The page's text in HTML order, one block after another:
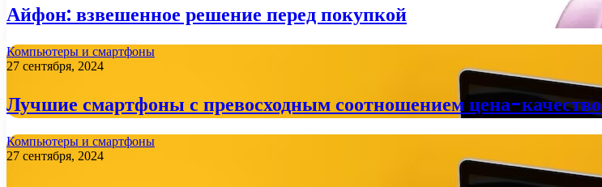
Айфон: взвешенное решение перед покупкой
Компьютеры и смартфоны
27 сентября, 2024
Лучшие смартфоны с превосходным соотношением цена-качество
Компьютеры и смартфоны
27 сентября, 2024